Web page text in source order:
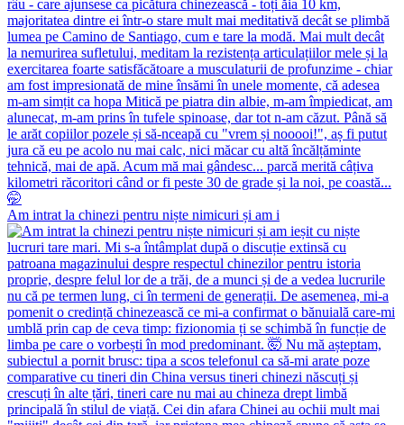
Am intrat la chinezi pentru niște nimicuri și am i